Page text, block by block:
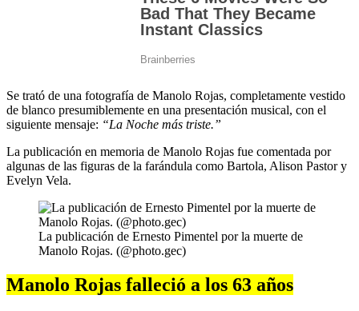
Se trató de una fotografía de Manolo Rojas, completamente vestido
de blanco presumiblemente en una presentación musical, con el
siguiente mensaje: “La Noche más triste.”
La publicación en memoria de Manolo Rojas fue comentada por
algunas de las figuras de la farándula como Bartola, Alison Pastor y
Evelyn Vela.
La publicación de Ernesto Pimentel por la muerte de
Manolo Rojas. (@photo.gec)
Manolo Rojas falleció a los 63 años